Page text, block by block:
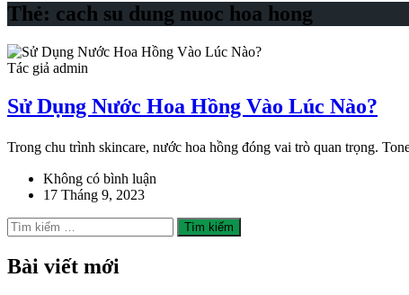
Thẻ: cach su dung nuoc hoa hong
Tác giả admin
Sử Dụng Nước Hoa Hồng Vào Lúc Nào?
Trong chu trình skincare, nước hoa hồng đóng vai trò quan trọng.
Không có bình luận
17 Tháng 9, 2023
Tìm
kiếm
cho:
Bài viết mới